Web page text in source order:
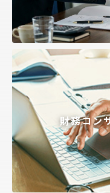
財務コン